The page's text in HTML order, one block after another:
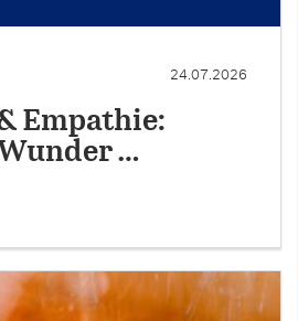
24.07.2026
Empathie:
…